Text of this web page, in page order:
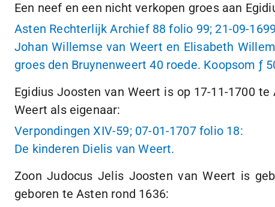
Een neef en een nicht verkopen groes aan
Asten Rechterlijk Archief 88 folio 99; 21-09-1699
Johan Willemse van Weert en Elisabeth
groes den Bruynenweert40 roede. Koopsom ƒ
Egidius Joosten van Weert is op 17-11-1700te
Weert als eigenaar:
Verpondingen XIV-59; 07-01-1707folio 18:
De kinderen Dielis van Weert.
Zoon Judocus Jelis Joosten van Weert is
geboren te Asten rond 1636: